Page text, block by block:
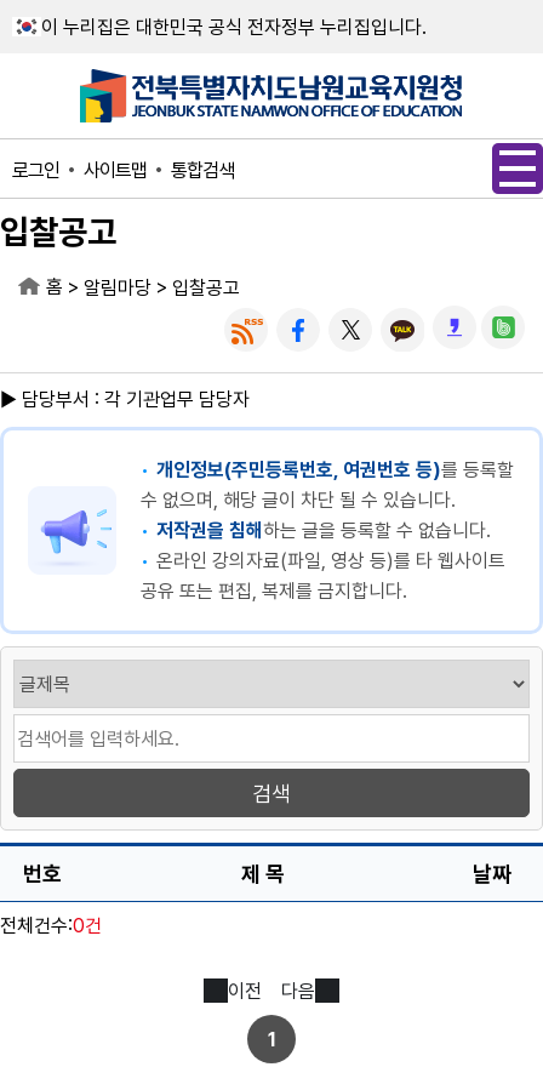
이 누리집은 대한민국 공식 전자정부 누리집입니다.
로그인 사이트맵 통합검색
입찰공고
홈 > 알림마당 > 입찰공고
▶ 담당부서 : 각 기관업무 담당자
개인정보(주민등록번호, 여권번호 등)를 등록할
수 없으며, 해당 글이 차단 될 수 있습니다.
저작권을 침해하는 글을 등록할 수 없습니다.
온라인 강의자료(파일, 영상 등)를 타 웹사이트
공유 또는 편집, 복제를 금지합니다.
번호 제 목 날짜
전체건수:0건
이전
1
다음